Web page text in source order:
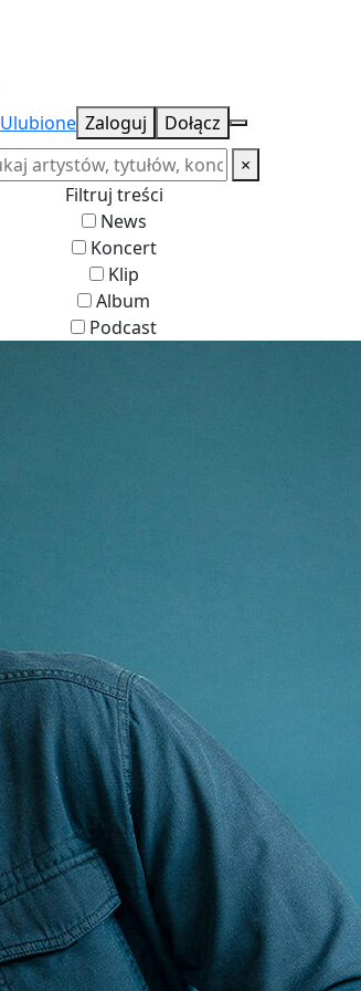
Ulubione Zaloguj
Dołącz
×
Filtruj treści
News
Koncert
Klip
Album
Podcast